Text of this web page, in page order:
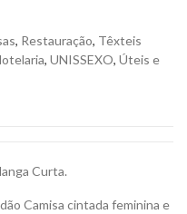
, Restauração, Têxteis
, UNISSEXO, Úteis e
Curta.
Camisa cintada feminina e